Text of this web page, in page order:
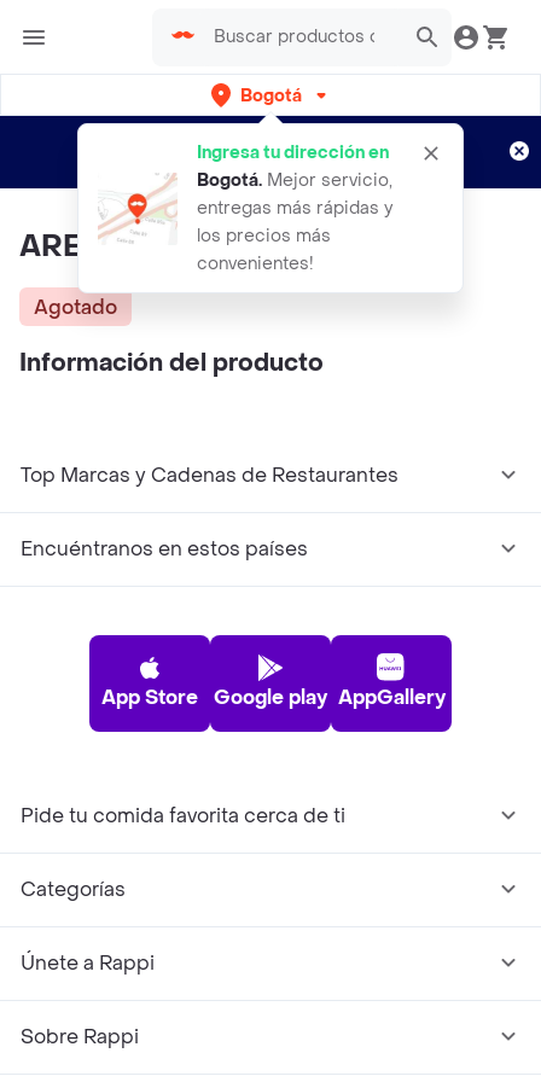
Bogotá
Ingresa tu dirección en
Bogotá. Mejor servicio,
entregas más rápidas y
los precios más
convenientes!
envíos gratis por semanas
Aplican TyC
ARETES bEAUTIFUL LEAF.
Agotado
Información del producto
Top Marcas y Cadenas de Restaurantes
Encuéntranos en estos países
App Store Google play AppGallery
Pide tu comida favorita cerca de ti
Categorías
Únete a Rappi
Sobre Rappi